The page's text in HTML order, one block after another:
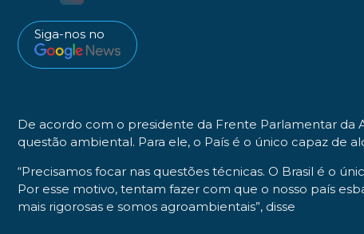
Siga-nos no
De acordo com o presidente da Frente Parlamentar da
questão ambiental. Para ele, o País é o único capaz de
“Precisamos focar nas questões técnicas. O Brasil é o
Por esse motivo, tentam fazer com que o nosso país
mais rigorosas e somos agroambientais”, disse